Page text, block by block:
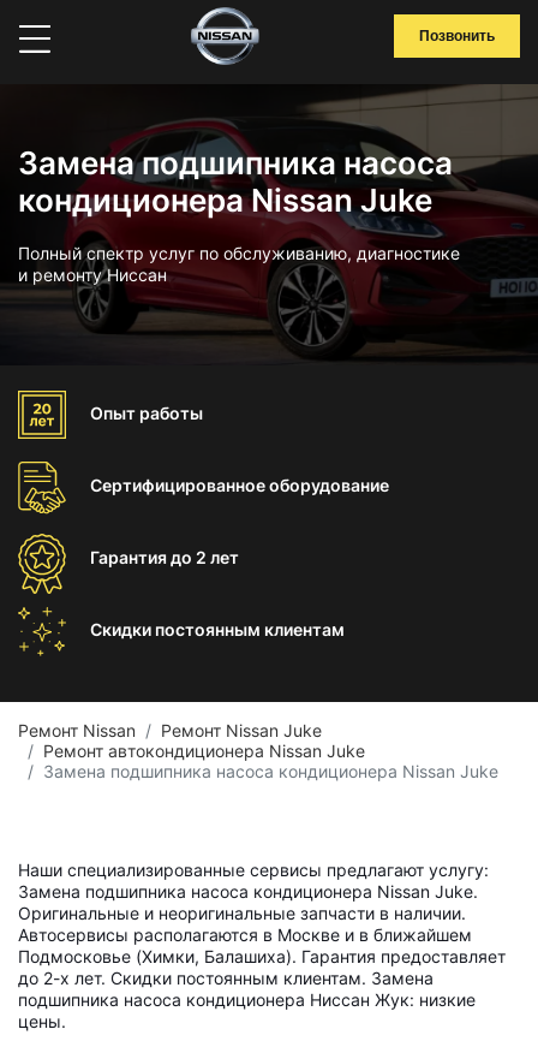
Позвонить
Замена подшипника насоса
кондиционера Nissan Juke
Полный спектр услуг по обслуживанию, диагностике
и ремонту Ниссан
Опыт работы
Сертифицированноеоборудование
Гарантиядо 2 лет
Скидки постоянным клиентам
Ремонт Nissan
Ремонт Nissan Juke
Ремонт автокондиционера Nissan Juke
Замена подшипника насоса кондиционера Nissan Juke
Наши специализированные сервисы предлагают услугу:
Замена подшипника насоса кондиционера Nissan Juke.
Оригинальные и неоригинальные запчасти в наличии.
Автосервисы располагаются в Москве и в ближайшем
Подмосковье (Химки, Балашиха). Гарантия предоставляет
до 2-х лет. Скидки постоянным клиентам. Замена
подшипника насоса кондиционера Ниссан Жук: низкие
цены.